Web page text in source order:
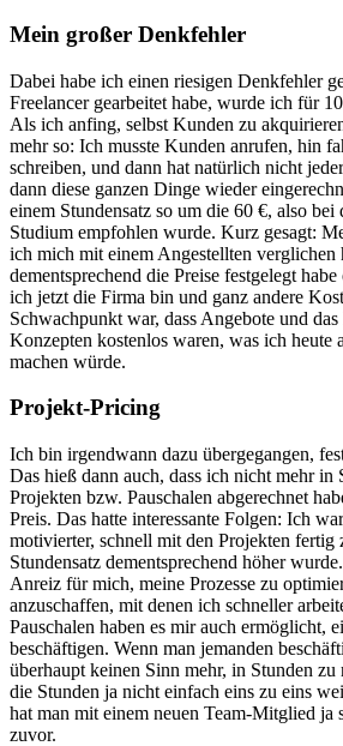
Mein großer Denkfehler
Dabei habe ich einen riesigen Denkfehler
Freelancer gearbeitet habe, wurde ich für
Als ich anfing, selbst Kunden zu
mehr so: Ich musste Kunden anrufen, hin
schreiben, und dann hat natürlich nicht
dann diese ganzen Dinge wieder
einem Stundensatz so um die 60 €, also bei
Studium empfohlen wurde. Kurz gesagt:
ich mich mit einem Angestellten verglichen
dementsprechend die Preise festgelegt
ich jetzt die Firma bin und ganz andere
Schwachpunkt war, dass Angebote und
Konzepten kostenlos waren, was ich heute
machen würde.
Projekt-Pricing
Ich bin irgendwann dazu übergegangen,
Das hieß dann auch, dass ich nicht mehr in
Projekten bzw. Pauschalen abgerechnet
Preis. Das hatte interessante Folgen: Ich
motivierter, schnell mit den Projekten fertig
Stundensatz dementsprechend höher
Anreiz für mich, meine Prozesse zu
anzuschaffen, mit denen ich schneller
Pauschalen haben es mir auch ermöglicht,
beschäftigen. Wenn man jemanden
überhaupt keinen Sinn mehr, in Stunden zu
die Stunden ja nicht einfach eins zu eins
hat man mit einem neuen Team-Mitglied ja
zuvor.